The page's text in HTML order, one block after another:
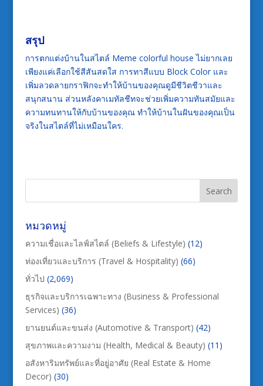
สรุป
การตกแต่งบ้านในสไตล์ Meme colorful house ไม่ยากเลย
เพียงแค่เลือกใช้สีสันสดใส การทาสีแบบ Block Color และ
เพิ่มลวดลายกราฟิกจะทำให้บ้านของคุณดูมีชีวิตชีวาและ
สนุกสนาน ส่วนหลังคาเมทัลชีทจะช่วยเพิ่มความทันสมัยและ
ความทนทานให้กับบ้านของคุณ ทำให้บ้านในฝันของคุณเป็น
จริงในสไตล์ที่ไม่เหมือนใคร.
หมวดหมู่
ความเชื่อและไลฟ์สไตล์ (Beliefs & Lifestyle) (12)
ท่องเที่ยวและบริการ (Travel & Hospitality) (66)
ทั่วไป (2,069)
ธุรกิจและบริการเฉพาะทาง (Business & Professional
Services) (36)
ยานยนต์และขนส่ง (Automotive & Transport) (42)
สุขภาพและความงาม (Health, Medical & Beauty) (11)
อสังหาริมทรัพย์และที่อยู่อาศัย (Real Estate & Home
Decor) (30)